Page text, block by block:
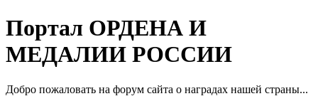
Портал ОРДЕНА И
МЕДАЛИИ РОССИИ
Добро пожаловать на форум сайта о наградах нашей страны...